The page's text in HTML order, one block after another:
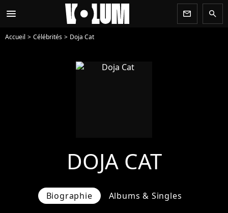
menu newsletter search
Accueil Célébrités Doja Cat
DOJA CAT
Biographie Albums & Singles